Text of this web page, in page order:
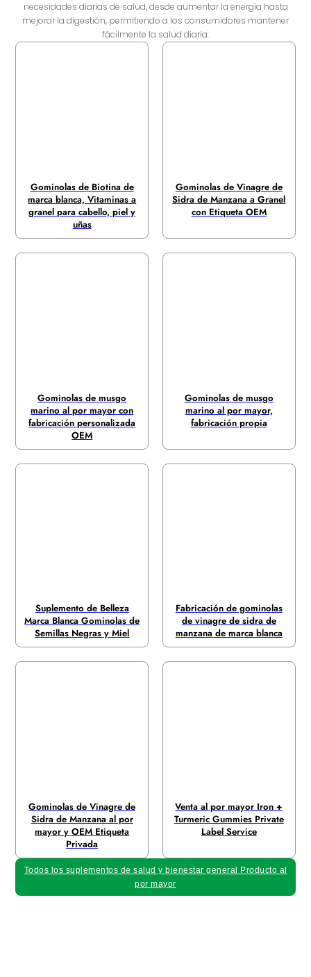
necesidades diarias de salud, desde aumentar la energía hasta
mejorar la digestión, permitiendo a los consumidores mantener
fácilmente la salud diaria.
Gominolas de Biotina de
marca blanca, Vitaminas a
granel para cabello, piel y
uñas
Gominolas de Vinagre de
Sidra de Manzana a Granel
con Etiqueta OEM
Gominolas de musgo
marino al por mayor con
fabricación personalizada
OEM
Gominolas de musgo
marino al por mayor,
fabricación propia
Suplemento de Belleza
Marca Blanca Gominolas de
Semillas Negras y Miel
Fabricación de gominolas
de vinagre de sidra de
manzana de marca blanca
Gominolas de Vinagre de
Sidra de Manzana al por
mayor y OEM Etiqueta
Privada
Venta al por mayor Iron +
Turmeric Gummies Private
Label Service
Todos los suplementos de salud y bienestar general Producto al
por mayor